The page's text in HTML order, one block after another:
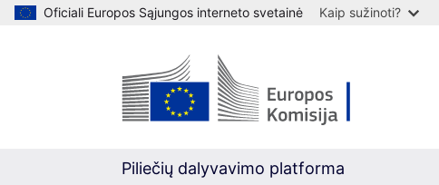
Oficiali Europos Sąjungos interneto svetainė Kaip sužinoti?
Piliečių dalyvavimo platforma